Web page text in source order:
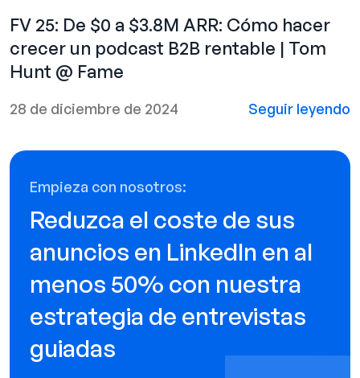
FV 25: De $0 a $3.8M ARR: Cómo hacer
crecer un podcast B2B rentable | Tom
Hunt @ Fame
28 de diciembre de 2024 Seguir leyendo
Empieza con nosotros:
Reduzca el coste de sus
anuncios en LinkedIn en al
menos 50% con nuestra
estrategia de entrevistas
guiadas